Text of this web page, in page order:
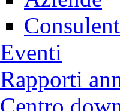
Eventi
Rapporti